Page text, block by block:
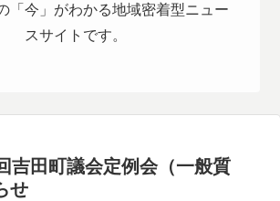
「今」がわかる地域密着型ニュー
スサイトです。
吉田町議会定例会（一般質
せ